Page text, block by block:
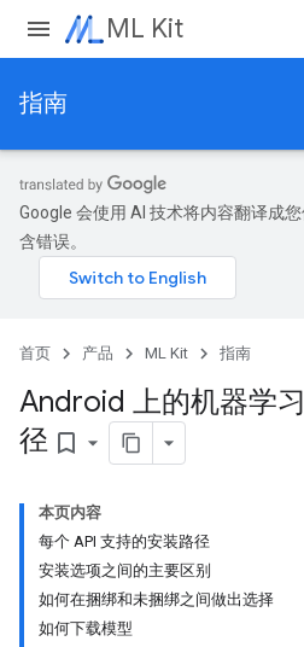
ML Kit
指南
Google 会使用 AI 技术将内容翻译成
含错误。
首页 产品 ML Kit 指南
Android 上的机器学
径 bookmark_border
本页内容
每个 API 支持的安装路径
安装选项之间的主要区别
如何在捆绑和未捆绑之间做出选择
如何下载模型